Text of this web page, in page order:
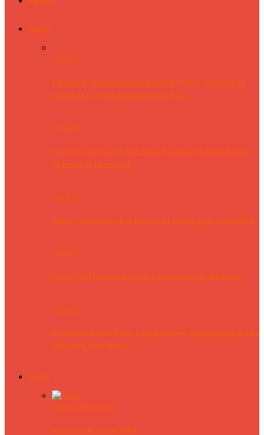
Artikel
Artikel
Liburan ke Karimunjawa Kini Lebih Mudah, Saraya Tour
Hadirkan Layanan Informasi Satu Pintu
Artikel
FourFeo Mini Soccer Jadi Ajang Penguatan Ukhuwah Kader
Al Irsyad Al Islamiyyah
Artikel
Daftar Jalan Yang Akan Diperbaiki di Pemalang Tahun 2026
Artikel
Ketua PDM Pemalang Tinjau Lokasi Bencana di Pulosari
Artikel
Kebakaran Landa Pasar Pagi Pemalang, Satu Area Los Ludes
Dilalap Si Jago Merah
Wisata
Wisata Pemalang
Berwisata ke Curug Sidok